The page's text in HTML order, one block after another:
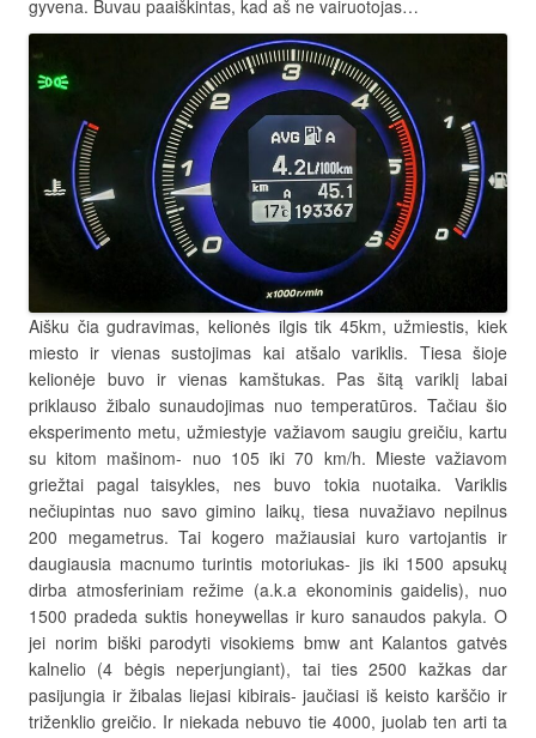
gyvena. Buvau paaiškintas, kad aš ne vairuotojas…
Aišku čia gudravimas, kelionės ilgis tik 45km, užmiestis, kiek
miesto ir vienas sustojimas kai atšalo variklis. Tiesa šioje
kelionėje buvo ir vienas kamštukas. Pas šitą variklį labai
priklauso žibalo sunaudojimas nuo temperatūros. Tačiau šio
eksperimento metu, užmiestyje važiavom saugiu greičiu, kartu
su kitom mašinom- nuo 105 iki 70 km/h. Mieste važiavom
griežtai pagal taisykles, nes buvo tokia nuotaika. Variklis
nečiupintas nuo savo gimino laikų, tiesa nuvažiavo nepilnus
200 megametrus. Tai kogero mažiausiai kuro vartojantis ir
daugiausia macnumo turintis motoriukas- jis iki 1500 apsukų
dirba atmosferiniam režime (a.k.a ekonominis gaidelis), nuo
1500 pradeda suktis honeywellas ir kuro sanaudos pakyla. O
jei norim biški parodyti visokiems bmw ant Kalantos gatvės
kalnelio (4 bėgis neperjungiant), tai ties 2500 kažkas dar
pasijungia ir žibalas liejasi kibirais- jaučiasi iš keisto karščio ir
triženklio greičio. Ir niekada nebuvo tie 4000, juolab ten arti ta